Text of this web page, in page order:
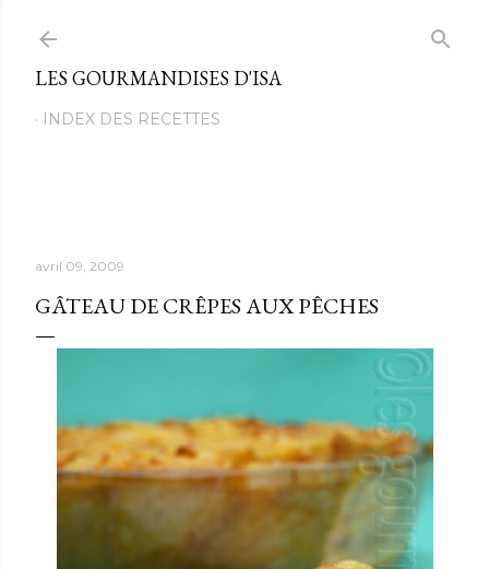
LES GOURMANDISES D'ISA
INDEX DES RECETTES
avril 09, 2009
GÂTEAU DE CRÊPES AUX PÊCHES